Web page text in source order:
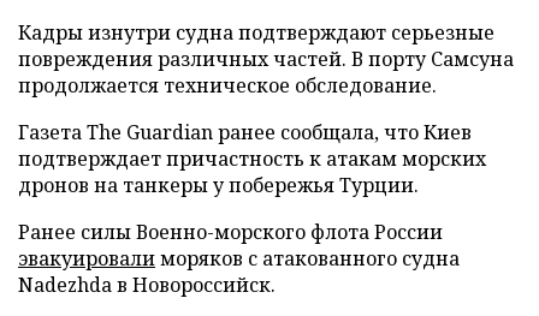
Кадры изнутри судна подтверждают серьезные
повреждения различных частей. В порту Самсуна
продолжается техническое обследование.
Газета The Guardian ранее сообщала, что Киев
подтверждает причастность к атакам морских
дронов на танкеры у побережья Турции.
Ранее силы Военно-морского флота России
эвакуировалиморяков с атакованного судна
Nadezhda в Новороссийск.